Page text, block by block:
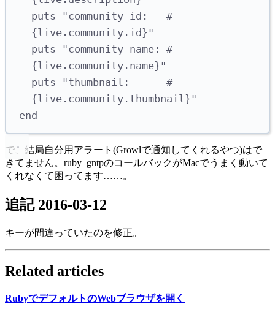
puts
"community id: #
{live . community . id}"
puts
"community name: #
{live . community . name}"
puts
"thumbnail: #
{live . community . thumbnail }"
end
で、結局自分用アラート(Growlで通知してくれるやつ)はで
きてません。ruby_gntpのコールバックがMacでうまく動いて
くれなくて困ってます……。
追記 2016-03-12
キーが間違っていたのを修正。
Related articles
RubyでデフォルトのWebブラウザを開く